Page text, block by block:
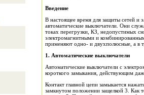
Введение
В настоящее время для защиты сетей
автоматические выключатели. Они
токах перегрузки, КЗ, недопустимых
электромагнитными и
применяют одно- и двухполюсные, а в
1. Автоматические выключатели
Автоматические выключатели с
короткого замыкания, действующим
Контакт главной цепи замыкается
замкнутом положении защелкой 3. Как